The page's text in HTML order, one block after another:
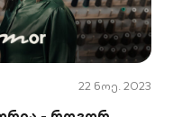
22 ნოე. 2023